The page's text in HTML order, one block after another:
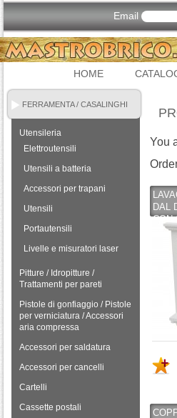
Email
HOME
FERRAMENTA / CASALINGHI
Utensileria
Elettroutensili
Utensili a batteria
Accessori per trapani
Utensili
Portautensili
Livelle e misuratori laser
Pitture / Idropitture /
Trattamenti per pareti
Pistole di gonfiaggio / Pistole
per verniciatura / Accessori
aria compressa
Accessori per saldatura
Accessori per cancelli
Cartelli
Cassette postali
You
DAL
CON
|